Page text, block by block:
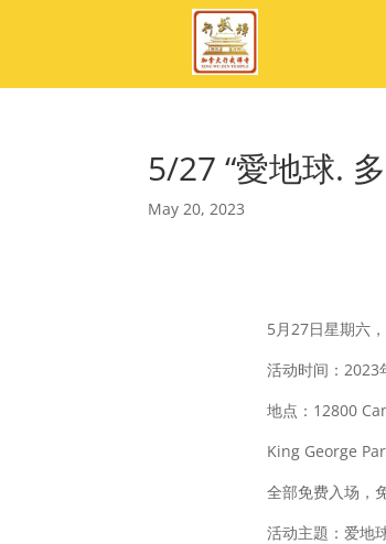
5/27 “愛地球.
May 20, 2023
5月27日星期六
活动时间：2023
地点：12800
King George
全部免费入场，
活动主題：爱地